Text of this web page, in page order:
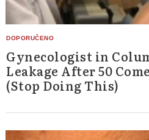
Gynecologist in
Leakage After 50
(Stop Doing This)